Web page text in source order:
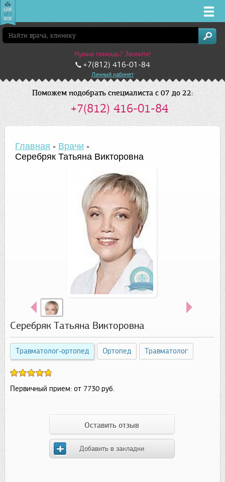
Врачи
Клиники
Заболевания
Лекарства
Акции
Нужна помощь? Звоните!
+7(812) 416-01-84
Личный кабинет
Поможем подобрать специалиста с 07 до 22:
+7(812) 416-01-84
Главная - Врачи -
Серебряк Татьяна Викторовна
Серебряк Татьяна Викторовна
Травматолог-ортопед Ортопед Травматолог
Первичный прием: от 7730 руб.
Оставить отзыв
Добавить в закладки